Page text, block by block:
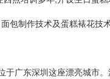
包制作技术及蛋糕裱花技
于广东深圳这座漂亮城市